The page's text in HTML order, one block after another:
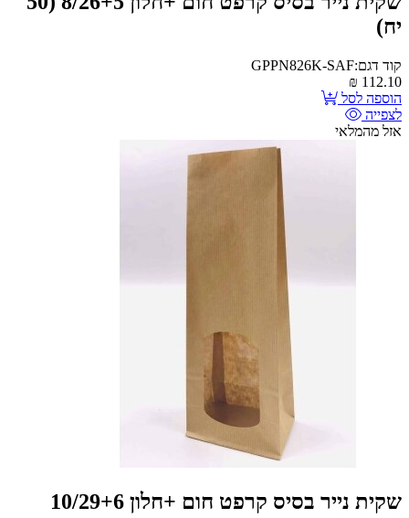
יח)
קוד דגם:GPPN826K-SAF
112.10
₪
הוספה לסל
לצפייה
אזל מהמלאי
שקית נייר בסיס קרפט חום +חלון 10/29+6